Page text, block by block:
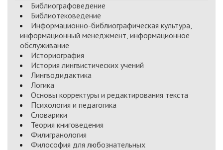
Библиографоведение
Библиотековедение
Информационно-библиографическая культура,
информационный менеджмент, информационное
обслуживание
Историография
История лингвистических учений
Лингводидактика
Логика
Основы корректуры и редактирования текста
Психология и педагогика
Словарики
Теория книговедения
Филигранология
Философия для любознательных